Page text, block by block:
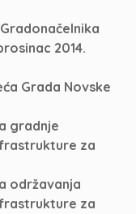
2014.
Grada Novske
gradnje
za
održavanja
za